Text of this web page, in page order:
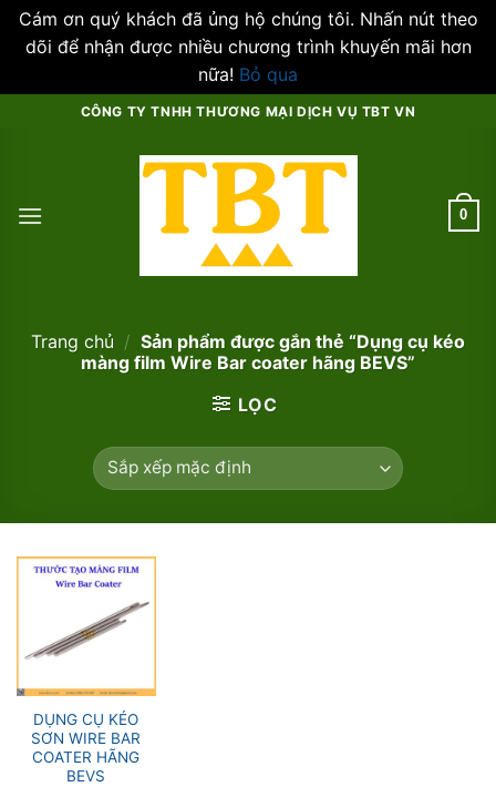
Cám ơn quý khách đã ủng hộ chúng tôi. Nhấn nút theo
dõi để nhận được nhiều chương trình khuyến mãi hơn
nữa! Bỏ qua
CÔNG TY TNHH THƯƠNG MẠI DỊCH VỤ TBT VN
0
Trang chủ / Sản phẩm được gắn thẻ “Dụng cụ kéo
màng film Wire Bar coater hãng BEVS”
LỌC
DỤNG CỤ KÉO
SƠN WIRE BAR
COATER HÃNG
BEVS